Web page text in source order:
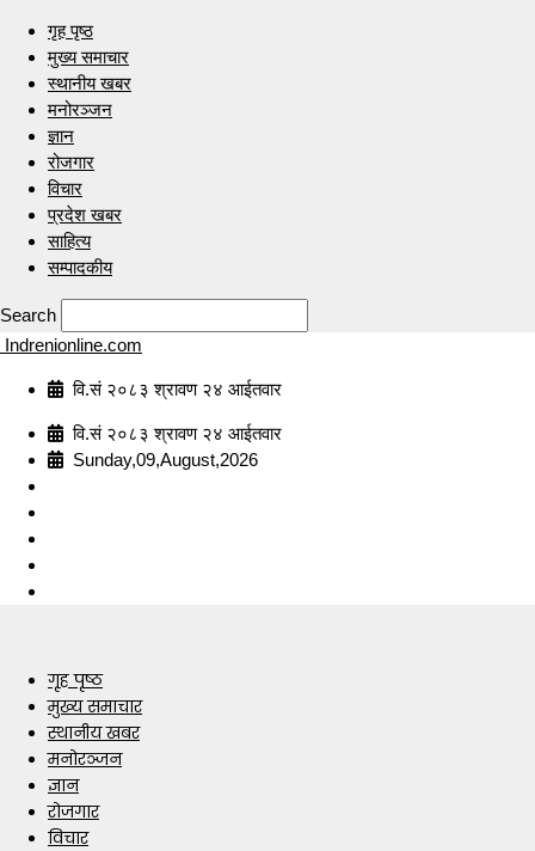
गृह पृष्ठ
मुख्य समाचार
स्थानीय खबर
मनोरञ्जन
ज्ञान
रोजगार
विचार
प्रदेश खबर
साहित्य
सम्पादकीय
Search
Indrenionline.com
वि.सं २०८३ श्रावण २४ आईतवार
वि.सं २०८३ श्रावण २४ आईतवार
Sunday,09,August,2026
गृह पृष्ठ
मुख्य समाचार
स्थानीय खबर
मनोरञ्जन
ज्ञान
रोजगार
विचार